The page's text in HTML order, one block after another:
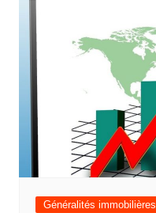
Généralités immobilières